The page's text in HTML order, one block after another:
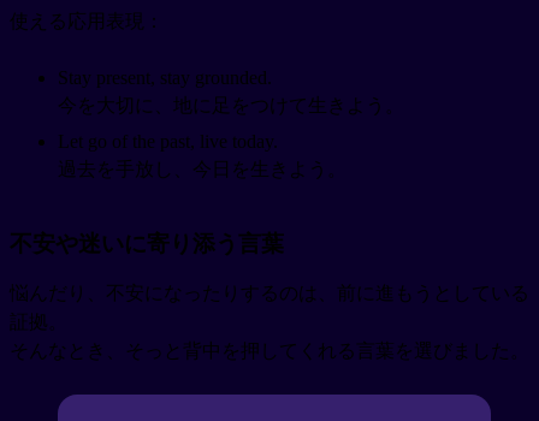
使える応用表現：
Stay present, stay grounded.
今を大切に、地に足をつけて生きよう。
Let go of the past, live today.
過去を手放し、今日を生きよう。
不安や迷いに寄り添う言葉
悩んだり、不安になったりするのは、前に進もうとしている
証拠。
そんなとき、そっと背中を押してくれる言葉を選びました。